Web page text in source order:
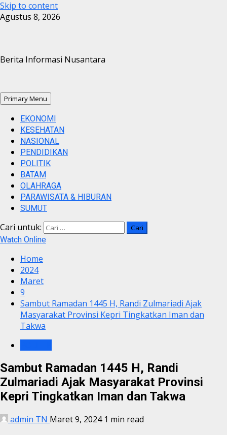
Skip to content
Agustus 8, 2026
Berita Informasi Nusantara
Primary Menu
EKONOMI
KESEHATAN
NASIONAL
PENDIDIKAN
POLITIK
BATAM
OLAHRAGA
PARAWISATA & HIBURAN
SUMUT
Cari untuk:
Watch Online
Home
2024
Maret
9
Sambut Ramadan 1445 H, Randi Zulmariadi Ajak
Masyarakat Provinsi Kepri Tingkatkan Iman dan
Takwa
Sambut Ramadan 1445 H, Randi
Zulmariadi Ajak Masyarakat Provinsi
Kepri Tingkatkan Iman dan Takwa
admin TN Maret 9, 2024 1 min read